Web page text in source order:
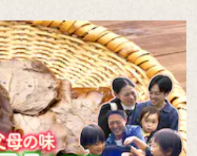
ないでみたら、メロディが生まれ、
できあがりました。
の音に耳を澄ましてみてください。
る！」の間にいつも、「おいしい記憶
ーマンはいます。